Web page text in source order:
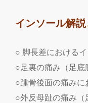
インソール解
○ 脚長差における
○足裏の痛み（足底
○踵骨後面の痛みに
○外反母趾の痛み（